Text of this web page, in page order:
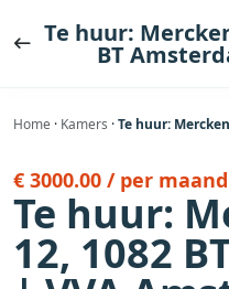
naar Te huur:
BT
Home · Kamers ·Te huur:
€ 3000.00 / per maand
Te huur:
12, 1082